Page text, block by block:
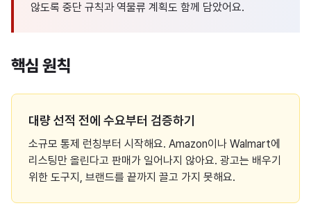
않도록 중단 규칙과 역물류 계획도 함께 담았어요.
핵심 원칙
대량 선적 전에 수요부터 검증하기
소규모 통제 런칭부터 시작해요. Amazon이나 Walmart에
리스팅만 올린다고 판매가 일어나지 않아요. 광고는 배우기
위한 도구지, 브랜드를 끝까지 끌고 가지 못해요.